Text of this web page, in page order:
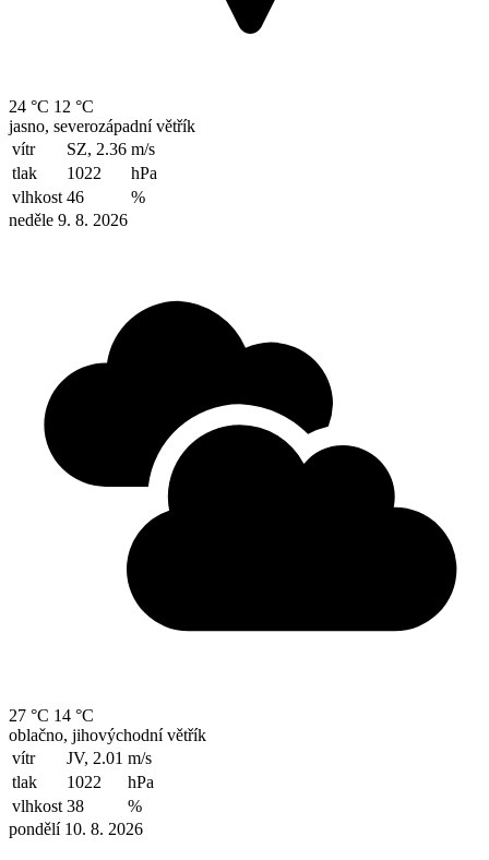
24 °C 12 °C
jasno, severozápadní větřík
vítr
SZ, 2.36 m/s
tlak
1022
hPa
vlhkost 46
%
neděle 9. 8. 2026
27 °C 14 °C
oblačno, jihovýchodní větřík
vítr
JV, 2.01 m/s
tlak
1022
hPa
vlhkost 38
%
pondělí 10. 8. 2026